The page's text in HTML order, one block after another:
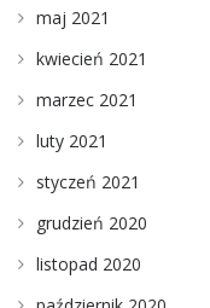
maj 2021
kwiecień 2021
marzec 2021
luty 2021
styczeń 2021
grudzień 2020
listopad 2020